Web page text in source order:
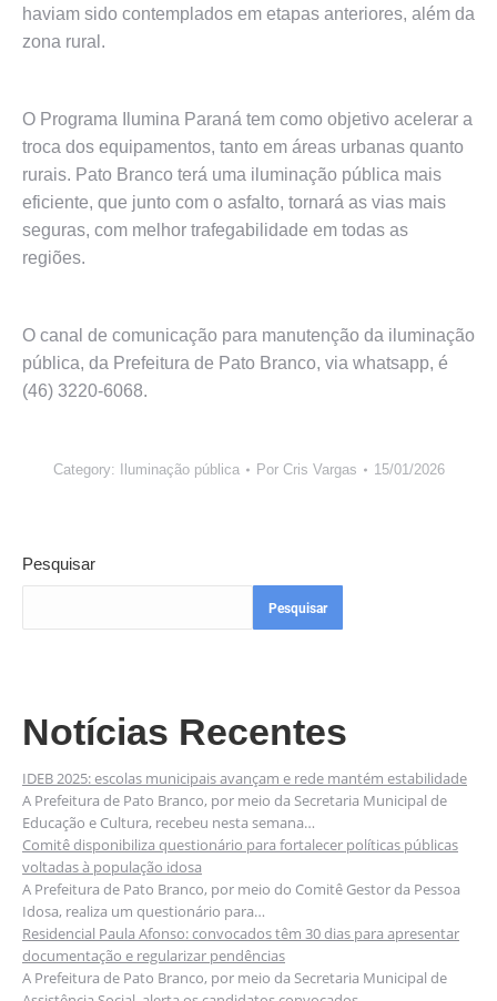
haviam sido contemplados em etapas anteriores, além da
zona rural.
O Programa Ilumina Paraná tem como objetivo acelerar a
troca dos equipamentos, tanto em áreas urbanas quanto
rurais. Pato Branco terá uma iluminação pública mais
eficiente, que junto com o asfalto, tornará as vias mais
seguras, com melhor trafegabilidade em todas as
regiões.
O canal de comunicação para manutenção da iluminação
pública, da Prefeitura de Pato Branco, via whatsapp, é
(46) 3220-6068.
Category: Iluminação pública Por Cris Vargas 15/01/2026
Pesquisar
Pesquisar
Notícias Recentes
IDEB 2025: escolas municipais avançam e rede mantém estabilidade
A Prefeitura de Pato Branco, por meio da Secretaria Municipal de
Educação e Cultura, recebeu nesta semana…
Comitê disponibiliza questionário para fortalecer políticas públicas
voltadas à população idosa
A Prefeitura de Pato Branco, por meio do Comitê Gestor da Pessoa
Idosa, realiza um questionário para…
Residencial Paula Afonso: convocados têm 30 dias para apresentar
documentação e regularizar pendências
A Prefeitura de Pato Branco, por meio da Secretaria Municipal de